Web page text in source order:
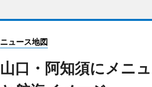
ニュース地図
山口・阿知須にメニ